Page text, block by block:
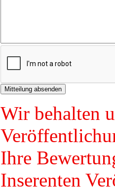
Wir behalten
Ihre
Inserenten